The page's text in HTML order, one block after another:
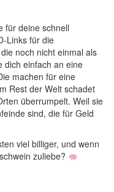
für deine schnell
Links für die
noch nicht einmal als
dich einfach an eine
machen für eine
Rest der Welt schadet
überrumpelt. Weil sie
sind, die für Geld
viel billiger, und wenn
zuliebe?